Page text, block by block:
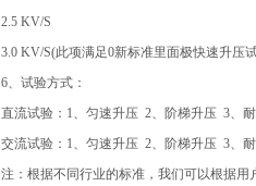
2.5 KV/S
3.0 KV/S(此项满足0新标准里面极快速升压
6、试验方式：
直流试验：1、匀速升压 2、阶梯升压 3、
交流试验：1、匀速升压 2、阶梯升压 3、
注：根据不同行业的标准，我们可以根据用